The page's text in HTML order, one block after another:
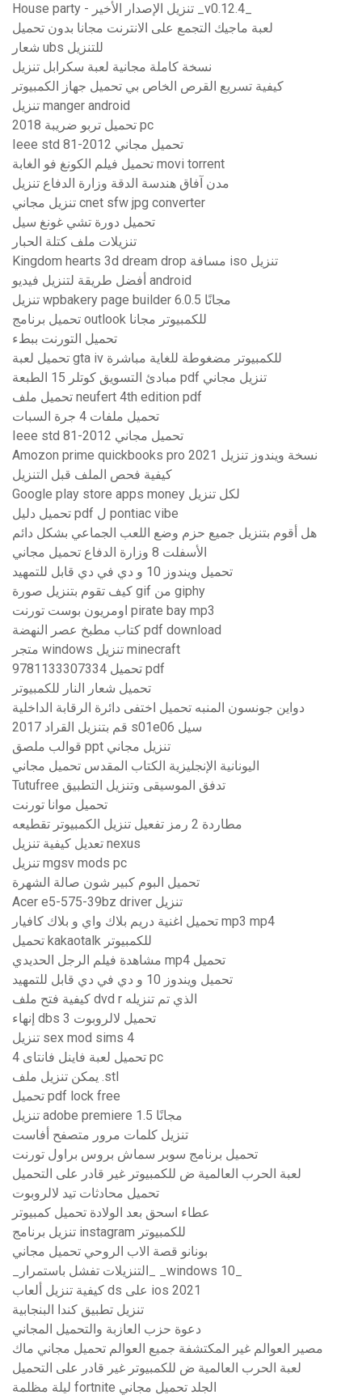
House party - تنزيل الإصدار الأخير _v0.12.4_
لعبة ماجيك التجمع على الانترنت مجانا بدون تحميل
شعار ubs للتنزيل
نسخة كاملة مجانية لعبة سكرابل تنزيل
كيفية تسريع القرص الخاص بي تحميل جهاز الكمبيوتر
تنزيل manger android
تحميل تربو ضريبة 2018 pc
Ieee std 81-2012 تحميل مجاني
تحميل فيلم الكونغ فو الغابة movi torrent
مدن آفاق هندسة الدقة وزارة الدفاع تنزيل
تنزيل مجاني cnet sfw jpg converter
تحميل دورة تشي غونغ سيل
تنزيلات ملف كتلة الحبار
Kingdom hearts 3d dream drop مسافة iso تنزيل
أفضل طريقة لتنزيل فيديو android
تنزيل wpbakery page builder 6.0.5 مجانًا
تحميل برنامج outlook للكمبيوتر مجانا
تحميل التورنت ببطء
تحميل لعبة gta iv للكمبيوتر مضغوطة للغاية مباشرة
مبادئ التسويق كوتلر 15 الطبعة pdf تنزيل مجاني
تحميل ملف neufert 4th edition pdf
تحميل ملفات 4 جرة السبات
Ieee std 81-2012 تحميل مجاني
Amozon prime quickbooks pro 2021 نسخة ويندوز تنزيل
كيفية فحص الملف قبل التنزيل
Google play store apps money لكل تنزيل
تحميل دليل pdf ل pontiac vibe
هل أقوم بتنزيل جميع حزم وضع اللعب الجماعي بشكل دائم
الأسفلت 8 وزارة الدفاع تحميل مجاني
تحميل ويندوز 10 و دي في دي قابل للتمهيد
كيف تقوم بتنزيل صورة gif من giphy
اومريون بوست تورنت pirate bay mp3
كتاب مطبخ عصر النهضة pdf download
متجر windows تنزيل minecraft
9781133307334 تحميل pdf
تحميل شعار النار للكمبيوتر
دواين جونسون المنبه تحميل اختفى دائرة الرقابة الداخلية
قم بتنزيل القراد 2017 s01e06 سيل
قوالب ملصق ppt تنزيل مجاني
اليونانية الإنجليزية الكتاب المقدس تحميل مجاني
Tutufree تدفق الموسيقى وتنزيل التطبيق
تحميل موانا تورنت
مطاردة 2 رمز تفعيل تنزيل الكمبيوتر تقطيعه
تعديل كيفية تنزيل nexus
تنزيل mgsv mods pc
تحميل البوم كبير شون صالة الشهرة
Acer e5-575-39bz driver تنزيل
تحميل اغنية دريم بلاك واي و بلاك كافيار mp3 mp4
تحميل kakaotalk للكمبيوتر
مشاهدة فيلم الرجل الحديدي mp4 تحميل
تحميل ويندوز 10 و دي في دي قابل للتمهيد
كيفية فتح ملف dvd r الذي تم تنزيله
إنهاء dbs 3 تحميل لالروبوت
تنزيل sex mod sims 4
تحميل لعبة فاينل فانتاى 4 pc
يمكن تنزيل ملف .stl
تحميل pdf lock free
تنزيل adobe premiere 1.5 مجانًا
تنزيل كلمات مرور متصفح أفاست
تحميل برنامج سوبر سماش بروس براول تورنت
لعبة الحرب العالمية ض للكمبيوتر غير قادر على التحميل
تحميل محادثات تيد لالروبوت
عطاء اسحق بعد الولادة تحميل كمبيوتر
تنزيل برنامج instagram للكمبيوتر
بونانو قصة الاب الروحي تحميل مجاني
_التنزيلات تفشل باستمرار_ _windows 10_
كيفية تنزيل ألعاب ds على ios 2021
تنزيل تطبيق كندا البنجابية
دعوة حزب العازبة والتحميل المجاني
مصير العوالم غير المكتشفة جميع العوالم تحميل مجاني ماك
لعبة الحرب العالمية ض للكمبيوتر غير قادر على التحميل
ليلة مظلمة fortnite الجلد تحميل مجاني